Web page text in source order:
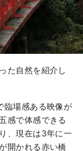
た自然を紹介し
臨場感ある映像が
感で体感できる
、現在は3年に一
開かれる赤い橋